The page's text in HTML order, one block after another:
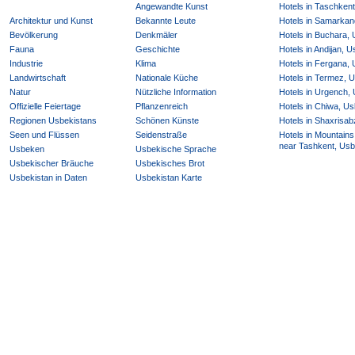
Angewandte Kunst
Architektur und Kunst
Bekannte Leute
Bevölkerung
Denkmäler
Fauna
Geschichte
Industrie
Klima
Landwirtschaft
Nationale Küche
Natur
Nützliche Information
Offizielle Feiertage
Pflanzenreich
Regionen Usbekistans
Schönen Künste
Seen und Flüssen
Seidenstraße
Usbeken
Usbekische Sprache
Usbekischer Bräuche
Usbekisches Brot
Usbekistan in Daten
Usbekistan Karte
Hotels in
Hotels in
Hotels in Buchara,
Hotels in Andijan,
Hotels in Fergana,
Hotels in Termez,
Hotels in Urgench,
Hotels in Chiwa,
Hotels in
Hotels in
near Tashkent,